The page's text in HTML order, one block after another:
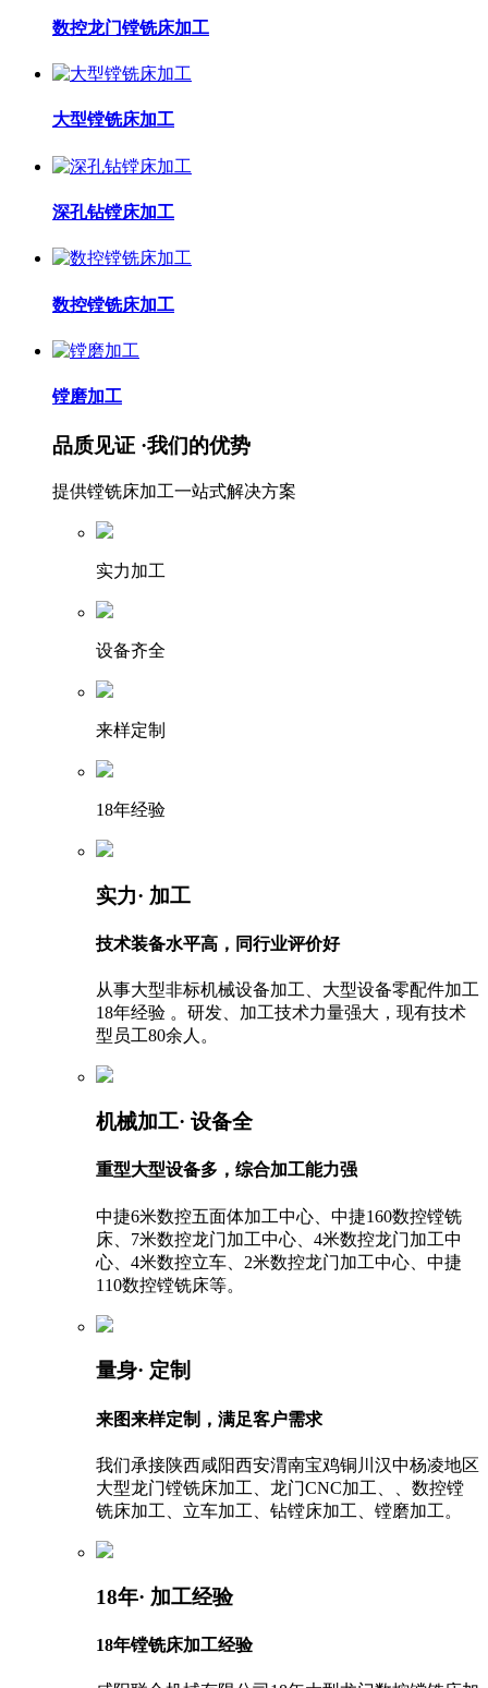
数控龙门镗铣床加工
大型镗铣床加工
深孔钻镗床加工
数控镗铣床加工
镗磨加工
品质见证 ·我们的优势
提供镗铣床加工一站式解决方案
实力加工
设备齐全
来样定制
18年经验
实力· 加工
技术装备水平高，同行业评价好
从事大型非标机械设备加工、大型设备零配件加工
18年经验 。研发、加工技术力量强大，现有技术
型员工80余人。
机械加工· 设备全
重型大型设备多，综合加工能力强
中捷6米数控五面体加工中心、中捷160数控镗铣
床、7米数控龙门加工中心、4米数控龙门加工中
心、4米数控立车、2米数控龙门加工中心、中捷
110数控镗铣床等。
量身· 定制
来图来样定制，满足客户需求
我们承接陕西咸阳西安渭南宝鸡铜川汉中杨凌地区
大型龙门镗铣床加工、龙门CNC加工、、数控镗
铣床加工、立车加工、钻镗床加工、镗磨加工。
18年· 加工经验
18年镗铣床加工经验